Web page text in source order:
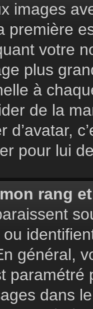
images
première
votre
plus
à
de la
d’avatar,
pour lui
rang
général,
dans